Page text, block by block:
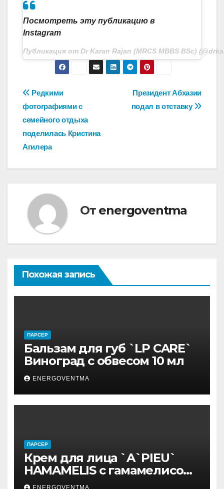
Посмотреть эту публикацию в
Instagram
Публикация от Dr Karan Rajan (MRCS MBBS BSc)
Навигация
по
записям
Президент Абхазии
подал в отставку
Редкими
фотографиями с
семейного отдыха
поделилась Кристина
Агилера
От energoventma
Похожая запись
ПАРСЕР
Бальзам для губ `LP CARE`
Виноград с обвесом 10 мл
ENERGOVENTMA
ПАРСЕР
Крем для лица `A`PIEU`
HAMAMELIS с гамамелисом
50 мл
ENERGOVENTMA